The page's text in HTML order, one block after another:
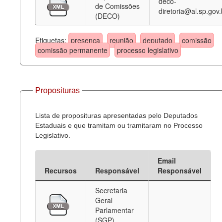
de Comissões
(DECO)
Etiquetas: presença reunião deputado
comissão
comissão permanente
processo legislativo
Proposituras
Lista de proposituras apresentadas pelo Deputados
Estaduais e que tramitam ou tramitaram no Processo
Legislativo.
Recursos Responsável
Email
Responsável
Secretaria
Geral
Parlamentar
(SGP)